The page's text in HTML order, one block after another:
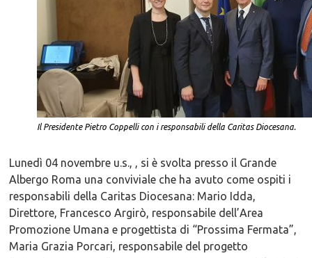
Il Presidente Pietro Coppelli con i responsabili della Caritas Diocesana.
Lunedì 04 novembre u.s., , si è svolta presso il Grande
Albergo Roma una conviviale che ha avuto come ospiti i
responsabili della Caritas Diocesana: Mario Idda,
Direttore, Francesco Argirò, responsabile dell’Area
Promozione Umana e progettista di “Prossima Fermata”,
Maria Grazia Porcari, responsabile del progetto